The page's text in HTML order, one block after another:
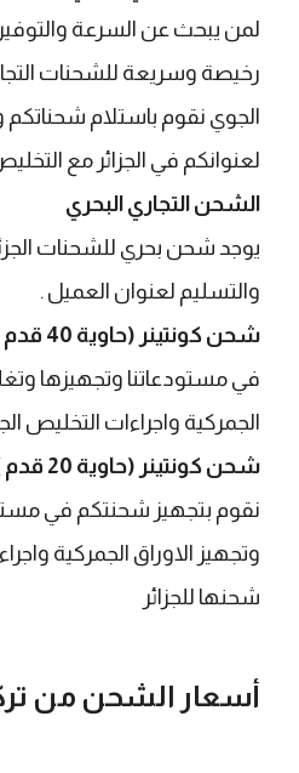
​لمن يبحث عن السرعة
رخيصة وسريعة للشحنات
الجوي نقوم باستلام
لعنوانكم في الجزائر مع
الشحن التجاري البحري
يوجد شحن بحري للشحنات
والتسليم لعنوان العميل .
شحن كونتينر (حاوية 40 قدم )
في مستودعاتنا وتجهيزها
الجمركية واجراءات التخليص
شحن كونتينر (حاوية 20 قدم )
نقوم بتجهيز شحنتكم في
وتجهيز الاوراق الجمركية
شحنها للجزائر
أسعار الشحن من